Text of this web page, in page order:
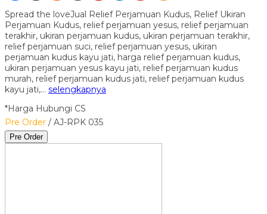
Spread the loveJual Relief Perjamuan Kudus, Relief Ukiran
Perjamuan Kudus, relief perjamuan yesus, relief perjamuan
terakhir, ukiran perjamuan kudus, ukiran perjamuan terakhir,
relief perjamuan suci, relief perjamuan yesus, ukiran
perjamuan kudus kayu jati, harga relief perjamuan kudus,
ukiran perjamuan yesus kayu jati, relief perjamuan kudus
murah, relief perjamuan kudus jati, relief perjamuan kudus
kayu jati,… selengkapnya
*Harga Hubungi CS
Pre Order / AJ-RPK 035
Pre Order